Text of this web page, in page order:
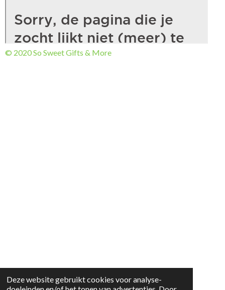
Deze website gebruikt cookies voor analyse-
© 2020 So Sweet Gifts & More